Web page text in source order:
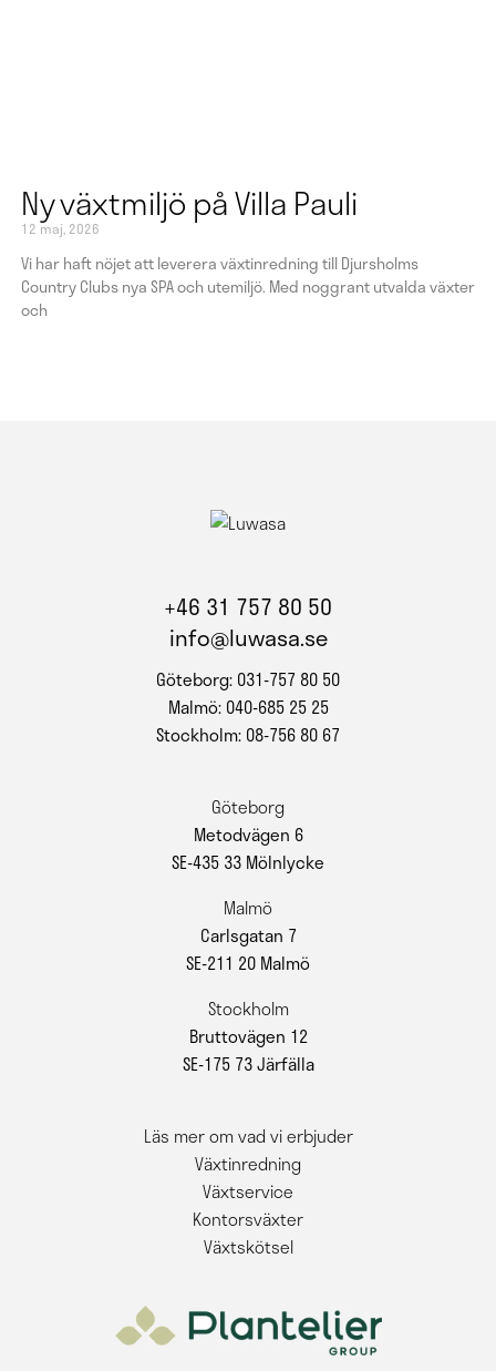
Ny växtmiljö på Villa Pauli
12 maj, 2026
Vi har haft nöjet att leverera växtinredning till Djursholms
Country Clubs nya SPA och utemiljö. Med noggrant utvalda växter
och
+46 31 757 80 50
info@luwasa.se
Göteborg: 031-757 80 50
Malmö: 040-685 25 25
Stockholm: 08-756 80 67
Göteborg
Metodvägen 6
SE-435 33 Mölnlycke
Malmö
Carlsgatan 7
SE-211 20 Malmö
Stockholm
Bruttovägen 12
SE-175 73 Järfälla
Läs mer om vad vi erbjuder
Växtinredning
Växtservice
Kontorsväxter
Växtskötsel